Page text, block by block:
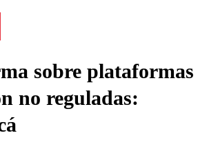
sobre plataformas
no reguladas: